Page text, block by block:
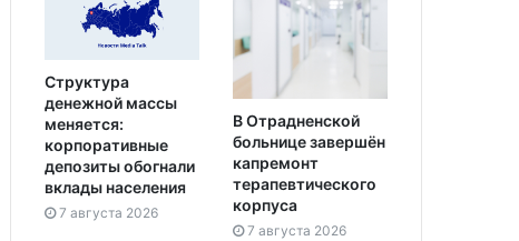
Структура
денежной массы
меняется:
корпоративные
депозиты обогнали
вклады населения
7 августа 2026
В Отрадненской
больнице завершён
капремонт
терапевтического
корпуса
7 августа 2026